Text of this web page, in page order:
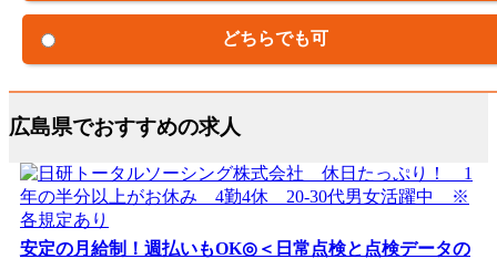
どちらでも可
広島県でおすすめの求人
安定の月給制！週払いもOK◎＜日常点検と点検データの